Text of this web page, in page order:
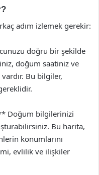
adım izlemek gerekir:
doğru bir şekilde
doğum saatiniz ve
Bu bilgiler,
Doğum bilgilerinizi
Bu harita,
konumlarını
evlilik ve ilişkiler